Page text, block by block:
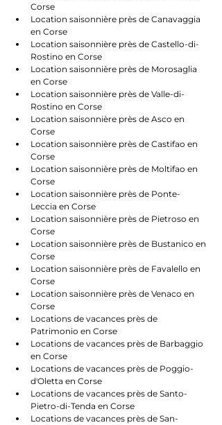
Corse
Location saisonnière près de Canavaggia
en Corse
Location saisonnière près de Castello-di-
Rostino en Corse
Location saisonnière près de Morosaglia
en Corse
Location saisonnière près de Valle-di-
Rostino en Corse
Location saisonnière près de Asco en
Corse
Location saisonnière près de Castifao en
Corse
Location saisonnière près de Moltifao en
Corse
Location saisonnière près de Ponte-
Leccia en Corse
Location saisonnière près de Pietroso en
Corse
Location saisonnière près de Bustanico en
Corse
Location saisonnière près de Favalello en
Corse
Location saisonnière près de Venaco en
Corse
Locations de vacances près de
Patrimonio en Corse
Locations de vacances près de Barbaggio
en Corse
Locations de vacances près de Poggio-
d'Oletta en Corse
Locations de vacances près de Santo-
Pietro-di-Tenda en Corse
Locations de vacances près de San-